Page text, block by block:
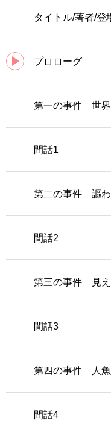
タイトル/著者/登
プロローグ
第一の事件 世界
間話1
第二の事件 謳わ
間話2
第三の事件 見え
間話3
第四の事件 人
間話4